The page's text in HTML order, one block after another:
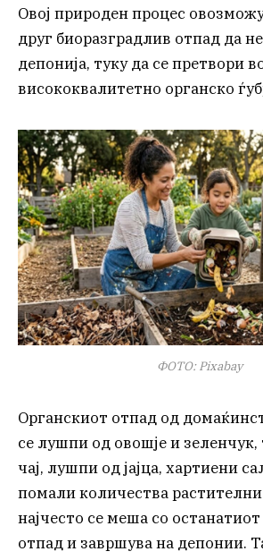
Овој природен процес
друг биоразградлив отпад да
депонија, туку да се претвори
висококвалитетно органско
ФОТО: Pixabay
Органскиот отпад од
се лушпи од овошје и зеленчук,
чај, лушпи од јајца, хартиени
помали количества
најчесто се меша со
отпад и завршува на депонии.